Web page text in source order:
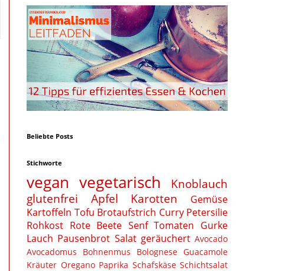
Beliebte Posts
Stichworte
vegan vegetarisch
Knoblauch
glutenfrei
Apfel Karotten
Gemüse
Kartoffeln Tofu Brotaufstrich Curry Petersilie
Rohkost Rote Beete Senf Tomaten Gurke
Lauch Pausenbrot Salat geräuchert Avocado
Avocadomus
Bohnenmus Bolognese Guacamole
Kräuter Oregano Paprika Schafskäse Schichtsalat